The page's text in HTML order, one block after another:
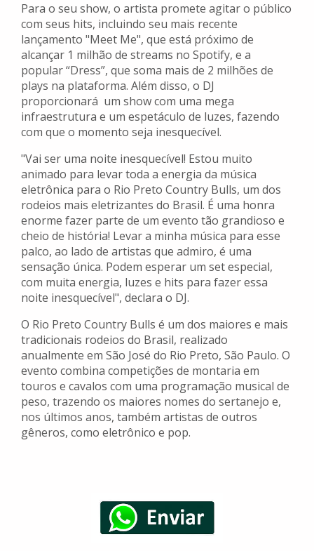
Para o seu show, o artista promete agitar o público
com seus hits, incluindo seu mais recente
lançamento "Meet Me", que está próximo de
alcançar 1 milhão de streams no Spotify, e a
popular “Dress”, que soma mais de 2 milhões de
plays na plataforma. Além disso, o DJ
proporcionará um show com uma mega
infraestrutura e um espetáculo de luzes, fazendo
com que o momento seja inesquecível.
"Vai ser uma noite inesquecível! Estou muito
animado para levar toda a energia da música
eletrônica para o Rio Preto Country Bulls, um dos
rodeios mais eletrizantes do Brasil. É uma honra
enorme fazer parte de um evento tão grandioso e
cheio de história! Levar a minha música para esse
palco, ao lado de artistas que admiro, é uma
sensação única. Podem esperar um set especial,
com muita energia, luzes e hits para fazer essa
noite inesquecível", declara o DJ.
O Rio Preto Country Bulls é um dos maiores e mais
tradicionais rodeios do Brasil, realizado
anualmente em São José do Rio Preto, São Paulo. O
evento combina competições de montaria em
touros e cavalos com uma programação musical de
peso, trazendo os maiores nomes do sertanejo e,
nos últimos anos, também artistas de outros
gêneros, como eletrônico e pop.